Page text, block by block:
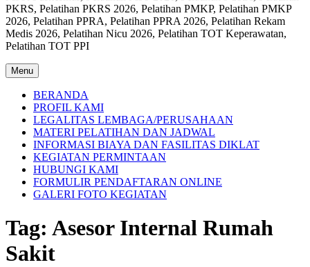
PKRS, Pelatihan PKRS 2026, Pelatihan PMKP, Pelatihan PMKP
2026, Pelatihan PPRA, Pelatihan PPRA 2026, Pelatihan Rekam
Medis 2026, Pelatihan Nicu 2026, Pelatihan TOT Keperawatan,
Pelatihan TOT PPI
Menu
BERANDA
PROFIL KAMI
LEGALITAS LEMBAGA/PERUSAHAAN
MATERI PELATIHAN DAN JADWAL
INFORMASI BIAYA DAN FASILITAS DIKLAT
KEGIATAN PERMINTAAN
HUBUNGI KAMI
FORMULIR PENDAFTARAN ONLINE
GALERI FOTO KEGIATAN
Tag: Asesor Internal Rumah
Sakit